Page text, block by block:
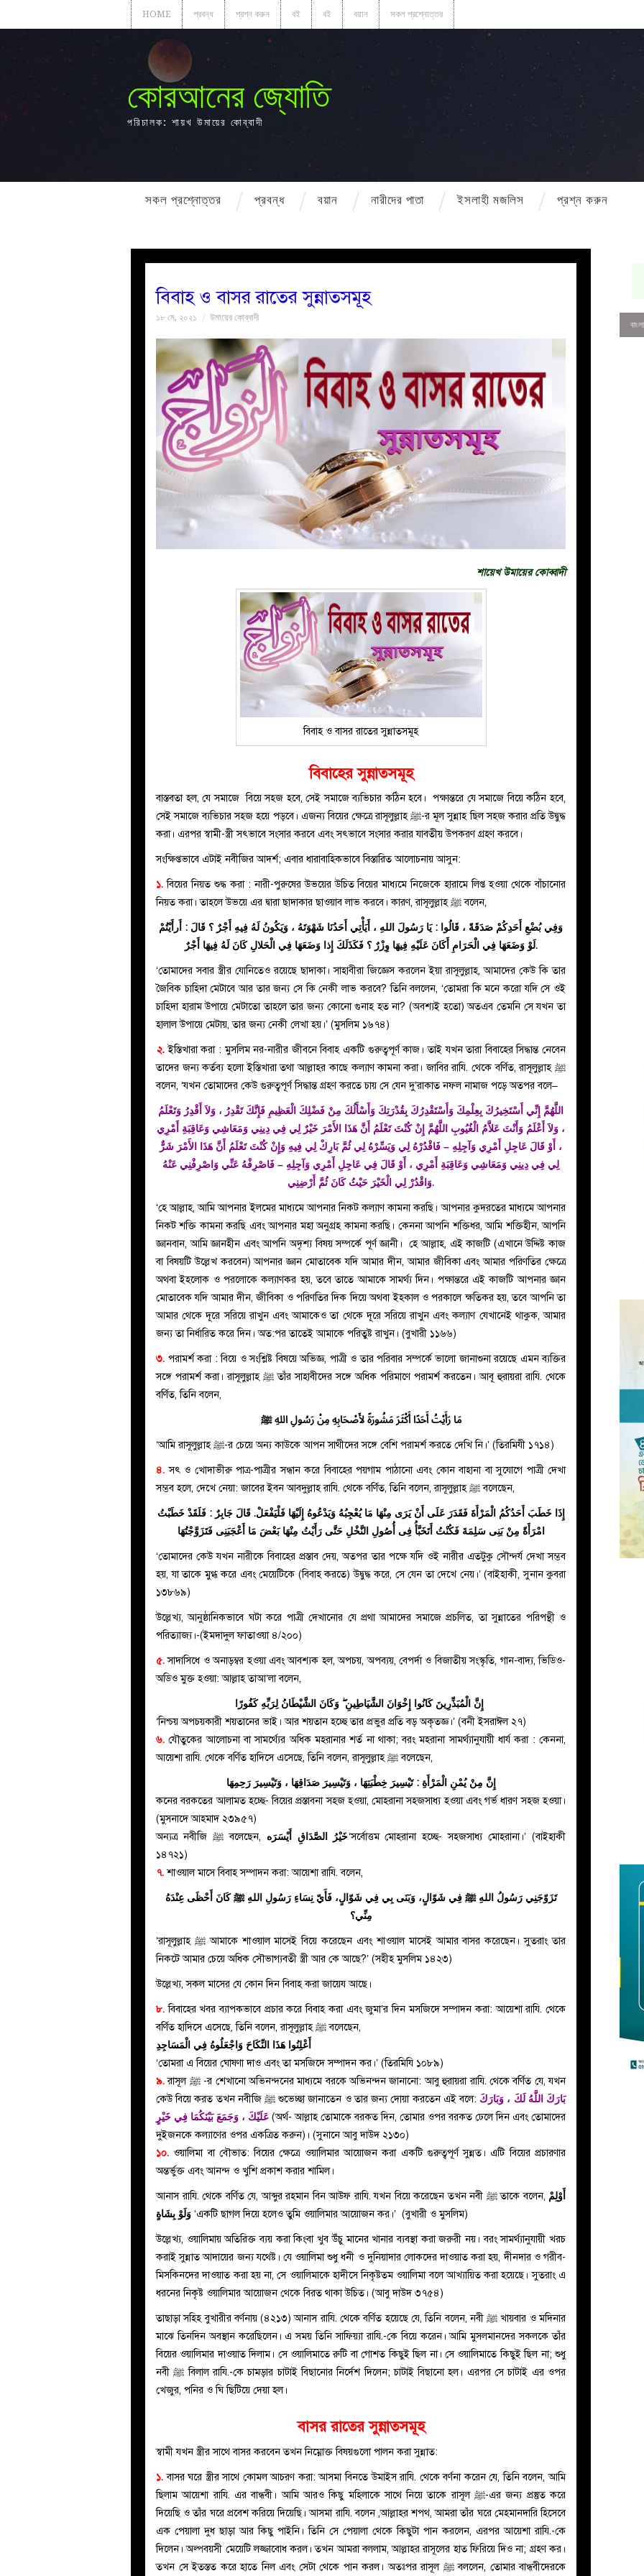
HOME প্রবন্ধ প্রশ্ন করুন বই বই বয়ান সকল প্রশ্নোত্তর
কোরআনের জ্যোতি
পরিচালক: শায়খ উমায়ের কোব্বাদী
সকল প্রশ্নোত্তর প্রবন্ধ বয়ান নারীদের পাতা ইসলাহী মজলিস প্রশ্ন করুন
বিবাহ ও বাসর রাতের সুন্নাতসমূহ
১৮ মে, ২০২১ উমায়ের কোব্বাদী
শায়েখ উমায়ের কোব্বাদী
বিবাহ ও বাসর রাতের সুন্নাতসমূহ
বিবাহের সুন্নাতসমূহ
বাস্তবতা হল, যে সমাজে বিয়ে সহজ হবে, সেই সমাজে ব্যভিচার কঠিন হবে। পক্ষান্তরে যে সমাজে বিয়ে কঠিন হবে,
সেই সমাজে ব্যভিচার সহজ হয়ে পড়বে। এজন্য বিয়ের ক্ষেত্রে রাসূলুল্লাহ ﷺ-র মূল সুন্নাহ ছিল সহজ করার প্রতি উদ্বুদ্ধ
করা। এরপর স্বামী-স্ত্রী সৎভাবে সংসার করবে এবং সৎভাবে সংসার করার যাবতীয় উপকরণ গ্রহণ করবে।
সংক্ষিপ্তভাবে এটাই নবীজির আদর্শ; এবার ধারাবাহিকভাবে বিস্তারিত আলোচনায় আসুন:
১. বিয়ের নিয়ত শুদ্ধ করা : নারী-পুরুষের উভয়ের উচিত বিয়ের মাধ্যমে নিজেকে হারামে লিপ্ত হওয়া থেকে বাঁচানোর
নিয়ত করা। তাহলে উভয়ে এর দ্বারা ছাদাকার ছাওয়াব লাভ করবে। কারণ, রাসূলুল্লাহ ﷺ বলেন,
وَفِي بُضْعِ أَحَدِكُمْ صَدَقَةً ، قَالُوا : يَا رَسُولَ اللهِ ، أَيَأْتِي أَحَدُنَا شَهْوَتَهُ ، وَيَكُونُ لَهُ فِيهِ أَجْرٌ ؟ قَالَ : أَرأَيْتُمْ
لَوْ وَضَعَهَا فِي الْحَرَامِ أَكَانَ عَلَيْهِ فِيهَا وِزْرٌ ؟ فَكَذَلَكَ إِذا وَضَعَهَا فِي الْحَلالِ كَانَ لَهُ فِيهَا أَجْرٌ.
‘তোমাদের সবার স্ত্রীর যোনিতেও রয়েছে ছাদাকা। সাহাবীরা জিজ্ঞেস করলেন ইয়া রাসূলুল্লাহ, আমাদের কেউ কি তার
জৈবিক চাহিদা মেটাবে আর তার জন্য সে কি নেকী লাভ করবে? তিনি বললেন, ‘তোমরা কি মনে করো যদি সে ওই
চাহিদা হারাম উপায়ে মেটাতো তাহলে তার জন্য কোনো গুনাহ হত না? (অবশ্যই হতো) অতএব তেমনি সে যখন তা
হালাল উপায়ে মেটায়, তার জন্য নেকী লেখা হয়।’ (মুসলিম ১৬৭৪)
২. ইস্তিখারা করা : মুসলিম নর-নারীর জীবনে বিবাহ একটি গুরুত্বপূর্ণ কাজ। তাই যখন তারা বিবাহের সিদ্ধান্ত নেবেন
তাদের জন্য কর্তব্য হলো ইস্তিখারা তথা আল্লাহর কাছে কল্যাণ কামনা করা। জাবির রাযি. থেকে বর্ণিত, রাসূলুল্লাহ ﷺ
বলেন, ‘যখন তোমাদের কেউ গুরুত্বপূর্ণ সিদ্ধান্ত গ্রহণ করতে চায় সে যেন দু’রাকাত নফল নামাজ পড়ে অতপর বলে–
اللَّهُمَّ إِنِّي أَسْتَخِيرُكَ بِعِلْمِكَ وَأَسْتَقْدِرُكَ بِقُدْرَتِكَ وَأَسْأَلُكَ مِنْ فَضْلِكَ الْعَظِيمِ فَإِنَّكَ تَقْدِرُ ، وَلاَ أَقْدِرُ وَتَعْلَمُ
، وَلاَ أَعْلَمُ وَأَنْتَ عَلاَّمُ الْغُيُوبِ اللَّهُمَّ إِنْ كُنْتَ تَعْلَمُ أَنَّ هَذَا الأَمْرَ خَيْرٌ لِي فِي دِينِي وَمَعَاشِي وَعَاقِبَةِ أَمْرِي
، أَوْ قَالَ عَاجِلِ أَمْرِي وَآجِلِهِ – فَاقْدُرْهُ لِي وَيَسِّرْهُ لِي ثُمَّ بَارِكْ لِي فِيهِ وَإِنْ كُنْتَ تَعْلَمُ أَنَّ هَذَا الأَمْرَ شَرٌّ
لِي فِي دِينِي وَمَعَاشِي وَعَاقِبَةِ أَمْرِي ، أَوْ قَالَ فِي عَاجِلِ أَمْرِي وَآجِلِهِ – فَاصْرِفْهُ عَنِّي وَاصْرِفْنِي عَنْهُ
وَاقْدُرْ لِي الْخَيْرَ حَيْثُ كَانَ ثُمَّ أَرْضِنِي.
‌‘হে আল্লাহ, আমি আপনার ইলমের মাধ্যমে আপনার নিকট কল্যাণ কামনা করছি। আপনার কুদরতের মাধ্যমে আপনার
নিকট শক্তি কামনা করছি এবং আপনার মহা অনুগ্রহ কামনা করছি।‌ কেননা আপনি শক্তিধর, আমি শক্তিহীন, আপনি
জ্ঞানবান, আমি জ্ঞানহীন এবং আপনি অদৃশ্য বিষয় সম্পর্কে পূর্ণ জ্ঞানী। হে আল্লাহ, এই কাজটি (এখানে উদ্দিষ্ট কাজ
বা বিষয়টি উল্লেখ করবেন) আপনার জ্ঞান মোতাবেক যদি আমার দীন, আমার জীবিকা এবং আমার পরিণতির ক্ষেত্রে
অথবা ইহলোক ও পরলোকে কল্যাণকর হয়, তবে তাতে আমাকে সামর্থ্য দিন। পক্ষান্তরে এই কাজটি আপনার জ্ঞান
মোতাবেক যদি আমার দীন, জীবিকা ও পরিণতির দিক দিয়ে অথবা ইহকাল ও পরকালে ক্ষতিকর হয়, তবে আপনি তা
আমার থেকে দূরে সরিয়ে রাখুন এবং আমাকেও তা থেকে দূরে সরিয়ে রাখুন এবং কল্যাণ যেখানেই থাকুক, আমার
জন্য তা নির্ধারিত করে দিন। অত:পর তাতেই আমাকে পরিতুষ্ট রাখুন। (বুখারী ১১৬৬)
৩. পরামর্শ করা : বিয়ে ও সংশ্লিষ্ট বিষয়ে অভিজ্ঞ, পাত্রী ও তার পরিবার সম্পর্কে ভালো জানাশুনা রয়েছে এমন ব্যক্তির
সঙ্গে পরামর্শ করা। রাসূলুল্লাহ ﷺ তাঁর সাহাবীদের সঙ্গে অধিক পরিমাণে পরামর্শ করতেন। আবূ হুরায়রা রাযি. থেকে
বর্ণিত, তিনি বলেন,
مَا رَأَيْتُ أَحَدًا أَكْثَرَ مَشُورَةً لأَصْحَابِهِ مِنْ رَسُولِ اللهِ ﷺ
‘আমি রাসূলুল্লাহ ﷺ-র চেয়ে অন্য কাউকে আপন সাথীদের সঙ্গে বেশি পরামর্শ করতে দেখি নি।’ (তিরমিযী ১৭১৪)
৪. সৎ ও খোদাভীরু পাত্র-পাত্রীর সন্ধান করে বিবাহের পয়গাম পাঠানো এবং কোন বাহানা বা সুযোগে পাত্রী দেখা
সম্ভব হলে, দেখে নেয়া: জাবের ইবন আবদুল্লাহ রাযি. থেকে বর্ণিত, তিনি বলেন, রাসূলুল্লাহ ﷺ বলেছেন,
إِذَا خَطَبَ أَحَدُكُمُ الْمَرْأَةَ فَقَدَرَ عَلَى أَنْ يَرَى مِنْهَا مَا يُعْجِبُهُ وَيَدْعُوهُ إِلَيْهَا فَلْيَفْعَلْ. قَالَ جَابِرٌ : فَلَقَدْ خَطَبْتُ
امْرَأَةً مِنْ بَنِى سَلِمَةَ فَكُنْتُ أَتَخَبَّأُ فِى أُصُولِ النَّخْلِ حَتَّى رَأَيْتُ مِنْهَا بَعْضَ مَا أَعْجَبَنِى فَتَزَوَّجْتُهَا
‘তোমাদের কেউ যখন নারীকে বিবাহের প্রস্তাব দেয়, অতপর তার পক্ষে যদি ওই নারীর এতটুকু সৌন্দর্য দেখা সম্ভব
হয়, যা তাকে মুগ্ধ করে এবং মেয়েটিকে (বিবাহ করতে) উদ্বুদ্ধ করে, সে যেন তা দেখে নেয়।’ (বাইহাকী, সুনান কুবরা
১৩৮৬৯)
উল্লেখ্য, আনুষ্ঠানিকভাবে ঘটা করে পাত্রী দেখানোর যে প্রথা আমাদের সমাজে প্রচলিত, তা সুন্নাতের পরিপন্থী ও
পরিত্যাজ্য।-(ইমদাদুল ফাতাওয়া ৪/২০০)
৫.সাদাসিধে ও অনাড়ম্বর হওয়া এবং আবশ্যক হল, অপচয়, অপব্যয়, বেপর্দা ও বিজাতীয় সংস্কৃতি, গান-বাদ্য, ভিডিও-
অডিও মুক্ত হওয়া: আল্লাহ তাআ’লা বলেন,
‘নিশ্চয় অপচয়কারী শয়তানের ভাই। আর শয়তান হচ্ছে তার প্রভুর প্রতি বড় অকৃতজ্ঞ।’ (বনী ইসরাঈল ২৭)
৬. যৌতুকের আলোচনা বা সামর্থ্যের অধিক মহরানার শর্ত না থাকা; বরং মহরানা সামর্থ্যানুযায়ী ধার্য করা : কেননা,
আয়েশা রাযি. থেকে বর্ণিত হাদিসে এসেছে, তিনি বলেন, রাসূলুল্লাহ ﷺ বলেছেন,
إِنَّ مِنْ يُمْنِ الْمَرْأَةِ : تَيْسِيرَ خِطْبَتِهَا ، وَتَيْسِيرَ صَدَاقِهَا ، وَتَيْسِيرَ رَحِمِهَا
কনের বরকতের আলামত হচ্ছে- বিয়ের প্রস্তাবনা সহজ হওয়া, মোহরানা সহজসাধ্য হওয়া এবং গর্ভ ধারণ সহজ হওয়া।
(মুসনাদে আহমাদ ২৩৯৫৭)
অন্যত্র নবীজি ﷺ বলেছেন, خَيْرُ الصَّدَاقِ أَيْسَرَه‘সর্বোত্তম মোহরানা হচ্ছে- সহজসাধ্য মোহরানা।’ (বাইহাকী
১৪৭২১)
৭.শাওয়াল মাসে বিবাহ সম্পাদন করা: আয়েশা রাযি. বলেন,
تَزَوّجَنِي رَسُولُ اللهِ ﷺ فِي شَوّالٍ، وَبَنَى بِي فِي شَوّالٍ، فَأَيّ نِسَاءِ رَسُولِ اللهِ ﷺ كَانَ أَحْظَى عِنْدَهُ
مِنِّي؟
‘রাসূলুল্লাহ ﷺ আমাকে শাওয়াল মাসেই বিয়ে করেছেন এবং শাওয়াল মাসেই আমার বাসর করেছেন। সুতরাং তার
নিকটে আমার চেয়ে অধিক সৌভাগ্যবতী স্ত্রী আর কে আছে?’ (সহীহ মুসলিম ১৪২৩)
উল্লেখ্য, সকল মাসের যে কোন দিন বিবাহ করা জায়েয আছে।
৮. বিবাহের খবর ব্যাপকভাবে প্রচার করে বিবাহ করা এবং জুমা’র দিন মসজিদে সম্পাদন করা: আয়েশা রাযি. থেকে
বর্ণিত হাদিসে এসেছে, তিনি বলেন, রাসূলুল্লাহ ﷺ বলেছেন,
أَعْلِنُوا هَذَا النِّكَاحَ وَاجْعَلُوهُ فِي الْمَسَاجِدِ
‘তোমরা এ বিয়ের ঘোষণা দাও এবং তা মসজিদে সম্পাদন কর।’ (তিরমিযি ১০৮৯)
৯. রাসূল ﷺ -র শেখানো অভিনন্দনের মাধ্যমে বরকে অভিনন্দন জানানো: আবু হুরায়রা রাযি. থেকে বর্ণিত যে, যখন
কেউ বিয়ে করত তখন নবীজি ﷺ শুভেচ্ছা জানাতেন ও তার জন্য দোয়া করতেন এই বলে: بَارَكَ اللَّهُ لَكَ ، وَبَارَكَ
عَلَيْكَ ، وَجَمَعَ بَيْنَكُمَا فِي خَيْرٍ (অর্থ- আল্লাহ তোমাকে বরকত দিন, তোমার ওপর বরকত ঢেলে দিন এবং তোমাদের
দুইজনকে কল্যাণের ওপর একত্রিত করুন)। (সুনানে আবু দাউদ ২১৩০)
১০. ওয়ালিমা বা বৌভাত: বিয়ের ক্ষেত্রে ওয়ালিমার আয়োজন করা একটি গুরুত্বপূর্ণ সুন্নত। এটি বিয়ের প্রচারণার
অন্তর্ভুক্ত এবং আনন্দ ও খুশি প্রকাশ করার শামিল।
আনাস রাযি. থেকে বর্ণিত যে, আব্দুর রহমান বিন আউফ রাযি. যখন বিয়ে করেছেন তখন নবী ﷺ তাকে বলেন, أَوْلِمْ
وَلَوْ بِشَاةٍ ‘একটি ছাগল দিয়ে হলেও তুমি ওয়ালিমার আয়োজন কর।’ (বুখারী ও মুসলিম)
উল্লেখ্য, ওয়ালিমায় অতিরিক্ত ব্যয় করা কিংবা খুব উঁচু মানের খানার ব্যবস্থা করা জরুরী নয়। বরং সামর্থ্যানুযায়ী খরচ
করাই সুন্নাত আদায়ের জন্য যথেষ্ট। যে ওয়ালিমা শুধু ধনী ও দুনিয়াদার লোকদের দাওয়াত করা হয়, দীনদার ও গরীব-
মিসকিনদের দাওয়াত করা হয় না, সে ওয়ালিমাকে হাদীসে নিকৃষ্টতম ওয়ালিমা বলে আখ্যায়িত করা হয়েছে। সুতরাং এ
ধরনের নিকৃষ্ট ওয়ালিমার আয়োজন থেকে বিরত থাকা উচিত। (আবু দাউদ ৩৭৫৪)
তাছাড়া সহিহ বুখারীর বর্ণনায় (৪২১৩) আনাস রাযি. থেকে বর্ণিত হয়েছে যে, তিনি বলেন, নবী ﷺ খায়বার ও মদিনার
মাঝে তিনদিন অবস্থান করেছিলেন। এ সময় তিনি সাফিয়্যা রাযি.-কে বিয়ে করেন। আমি মুসলমানদের সকলকে তাঁর
বিয়ের ওয়ালিমার দাওয়াত দিলাম। সে ওয়ালিমাতে রুটি বা গোশত কিছুই ছিল না। সে ওয়ালিমাতে কিছুই ছিল না; শুধু
নবী ﷺ বিলাল রাযি.-কে চামড়ার চাটাই বিছানোর নির্দেশ দিলেন; চাটাই বিছানো হল। এরপর সে চাটাই এর ওপর
খেজুর, পনির ও ঘি ছিটিয়ে দেয়া হল।
বাসর রাতের সুন্নাতসমূহ
স্বামী যখন স্ত্রীর সাথে বাসর করবেন তখন নিম্নোক্ত বিষয়গুলো পালন করা সুন্নাত:
১. বাসর ঘরে স্ত্রীর সাথে কোমল আচরণ করা: আসমা বিনতে উমাইস রাযি. থেকে বর্ণনা করেন যে, তিনি বলেন, আমি
ছিলাম আয়েশা রাযি. এর বান্ধবী। আমি আরও কিছু মহিলাকে সাথে নিয়ে তাকে রাসূল ﷺ-এর জন্য প্রস্তুত করে
দিয়েছি ও তাঁর ঘরে প্রবেশ করিয়ে দিয়েছি। আসমা রাযি. বলেন ,আল্লাহর শপথ, আমরা তাঁর ঘরে মেহমানদারি হিসেবে
এক পেয়ালা দুধ ছাড়া আর কিছু পাইনি। তিনি সে পেয়ালা থেকে কিছুটা পান করলেন, এরপর আয়েশা রাযি.-কে
দিলেন। অল্পবয়সী মেয়েটি লজ্জাবোধ করল। তখন আমরা বললাম, আল্লাহর রাসূলের হাত ফিরিয়ে দিও না; গ্রহণ কর।
তখন সে ইতস্তত করে হাতে নিল এবং সেটা থেকে পান করল। অতঃপর রাসূল ﷺ বললেন, তোমার বান্ধবীদেরকে